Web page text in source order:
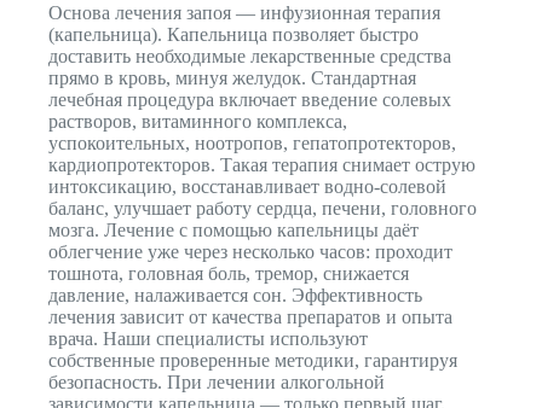
Основа лечения запоя — инфузионная терапия
(капельница). Капельница позволяет быстро
доставить необходимые лекарственные средства
прямо в кровь, минуя желудок. Стандартная
лечебная процедура включает введение солевых
растворов, витаминного комплекса,
успокоительных, ноотропов, гепатопротекторов,
кардиопротекторов. Такая терапия снимает острую
интоксикацию, восстанавливает водно-солевой
баланс, улучшает работу сердца, печени, головного
мозга. Лечение с помощью капельницы даёт
облегчение уже через несколько часов: проходит
тошнота, головная боль, тремор, снижается
давление, налаживается сон. Эффективность
лечения зависит от качества препаратов и опыта
врача. Наши специалисты используют
собственные проверенные методики, гарантируя
безопасность. При лечении алкогольной
зависимости капельница — только первый шаг.